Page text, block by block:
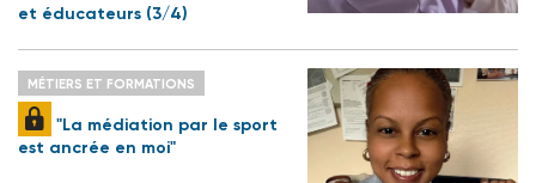
et éducateurs (3/4)
MÉTIERS ET FORMATIONS
"La médiation par le sport
est ancrée en moi"